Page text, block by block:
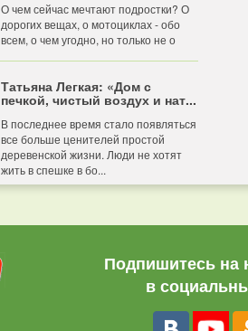
О чем сейчас мечтают подростки? О
дорогих вещах, о мотоциклах - обо
всем, о чем угодно, но только не о
Татьяна Легкая: «Дом с
печкой, чистый воздух и нат...
В последнее время стало появляться
все больше ценителей простой
деревенской жизни. Люди не хотят
жить в спешке в бо...
Подпишитесь на
в